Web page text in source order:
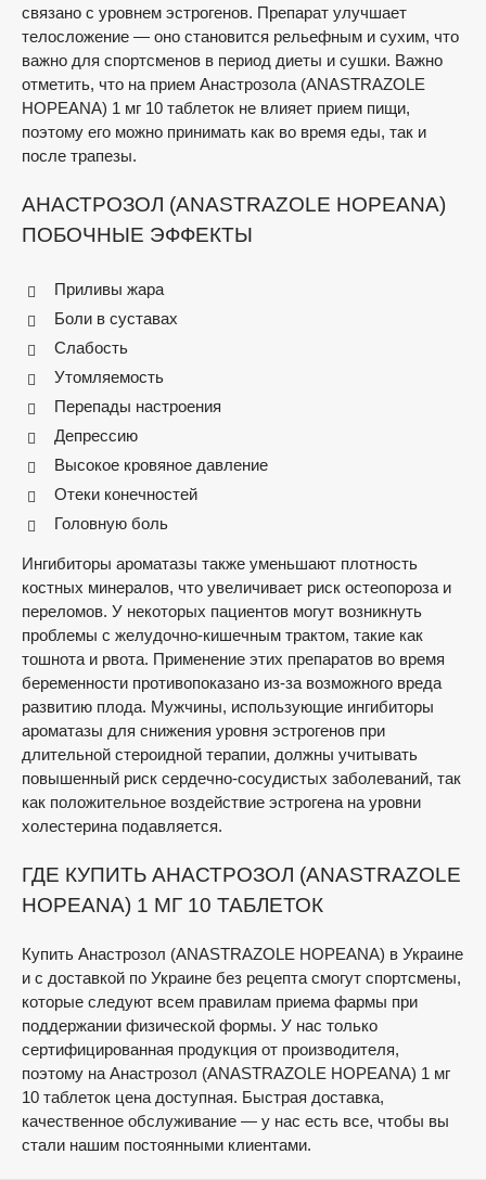
связано с уровнем эстрогенов. Препарат улучшает
телосложение — оно становится рельефным и сухим, что
важно для спортсменов в период диеты и сушки. Важно
отметить, что на прием Анастрозола (ANASTRAZOLE
HOPEANA) 1 мг 10 таблеток не влияет прием пищи,
поэтому его можно принимать как во время еды, так и
после трапезы.
АНАСТРОЗОЛ (ANASTRAZOLE HOPEANA)
ПОБОЧНЫЕ ЭФФЕКТЫ
Приливы жара
Боли в суставах
Слабость
Утомляемость
Перепады настроения
Депрессию
Высокое кровяное давление
Отеки конечностей
Головную боль
Ингибиторы ароматазы также уменьшают плотность
костных минералов, что увеличивает риск остеопороза и
переломов. У некоторых пациентов могут возникнуть
проблемы с желудочно-кишечным трактом, такие как
тошнота и рвота. Применение этих препаратов во время
беременности противопоказано из-за возможного вреда
развитию плода. Мужчины, использующие ингибиторы
ароматазы для снижения уровня эстрогенов при
длительной стероидной терапии, должны учитывать
повышенный риск сердечно-сосудистых заболеваний, так
как положительное воздействие эстрогена на уровни
холестерина подавляется.
ГДЕ КУПИТЬ АНАСТРОЗОЛ (ANASTRAZOLE
HOPEANA) 1 МГ 10 ТАБЛЕТОК
Купить Анастрозол (ANASTRAZOLE HOPEANA) в Украине
и с доставкой по Украине без рецепта смогут спортсмены,
которые следуют всем правилам приема фармы при
поддержании физической формы. У нас только
сертифицированная продукция от производителя,
поэтому на Анастрозол (ANASTRAZOLE HOPEANA) 1 мг
10 таблеток цена доступная. Быстрая доставка,
качественное обслуживание — у нас есть все, чтобы вы
стали нашим постоянными клиентами.